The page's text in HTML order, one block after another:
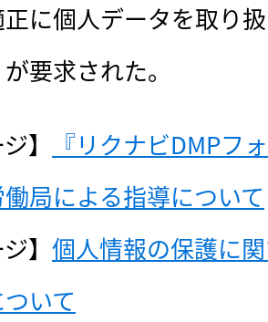
に個人データを取り
要求された。
】
『リクナビDMPフ
局による指導について
】 個人情報の保護に
いて